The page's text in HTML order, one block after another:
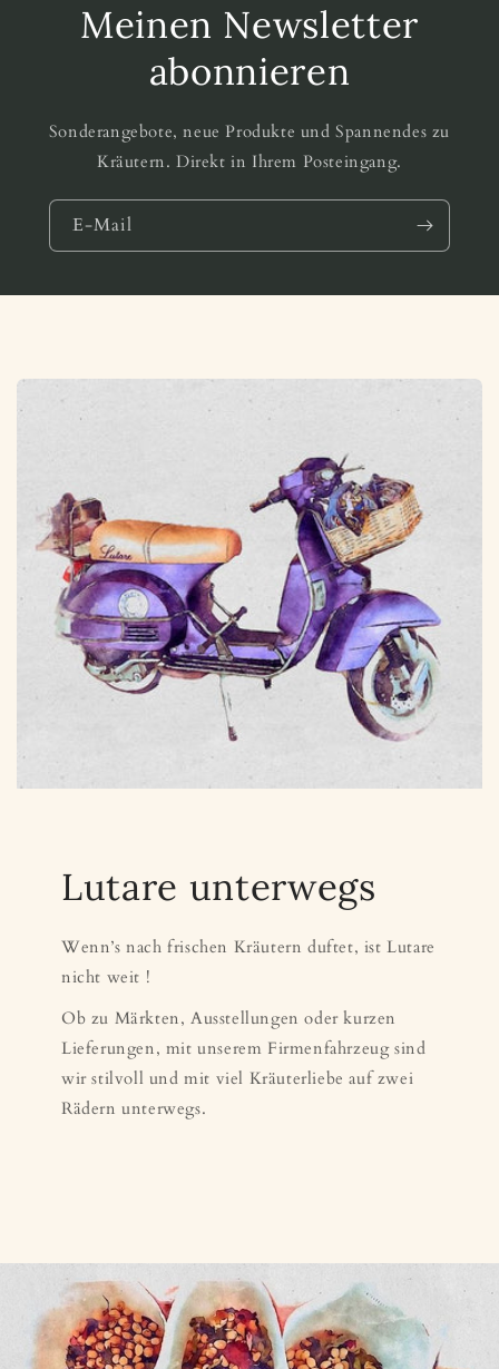
Meinen Newsletter
abonnieren
Sonderangebote, neue Produkte und Spannendes zu
Kräutern. Direkt in Ihrem Posteingang.
E-Mail
Lutare unterwegs
Wenn’s nach frischen Kräutern duftet, ist Lutare
nicht weit !
Ob zu Märkten, Ausstellungen oder kurzen
Lieferungen, mit unserem Firmenfahrzeug sind
wir stilvoll und mit viel Kräuterliebe auf zwei
Rädern unterwegs.